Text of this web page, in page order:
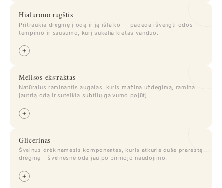
Hialurono rūgštis
Pritraukia drėgmę į odą ir ją išlaiko — padeda išvengti odos
tempimo ir sausumo, kurį sukelia kietas vanduo.
Melisos ekstraktas
Natūralus raminantis augalas, kuris mažina uždegimą, ramina
jautrią odą ir suteikia subtilų gaivumo pojūtį.
Glicerinas
Švelnus drėkinamasis komponentas, kuris atkuria duše prarastą
drėgmę – švelnesnė oda jau po pirmojo naudojimo.